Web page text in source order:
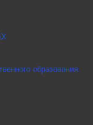
образования